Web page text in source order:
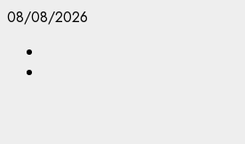
Aller
contenu
08/08/2026